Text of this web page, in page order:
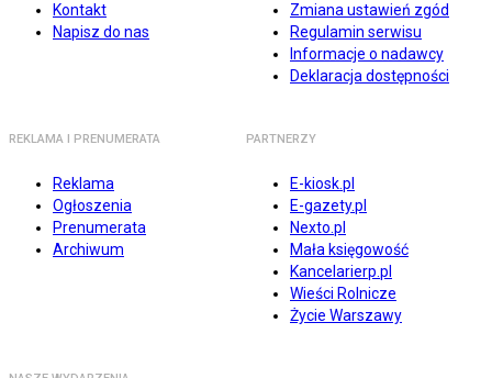
Kontakt
Napisz do nas
Zmiana ustawień zgód
Regulamin serwisu
Informacje o nadawcy
Deklaracja dostępności
REKLAMA I PRENUMERATA
Reklama
Ogłoszenia
Prenumerata
Archiwum
PARTNERZY
E-kiosk.pl
E-gazety.pl
Nexto.pl
Mała księgowość
Kancelarierp.pl
Wieści Rolnicze
Życie Warszawy